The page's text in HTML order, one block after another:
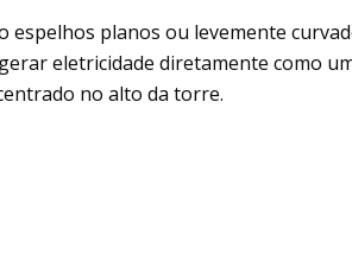
espelhos planos ou levemente
eletricidade diretamente como
no alto da torre.